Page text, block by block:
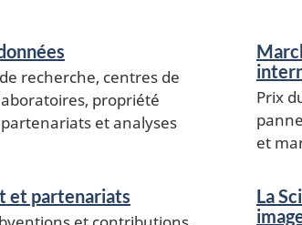
recherche, centres de
propriété
et analyses
Prix
et
et partenariats
La